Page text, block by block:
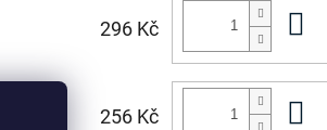
296 Kč
256 Kč